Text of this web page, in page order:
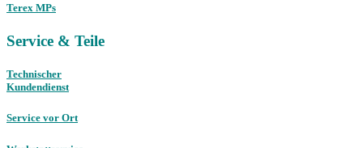
Terex MPs
Service & Teile
Technischer
Kundendienst
Service vor Ort